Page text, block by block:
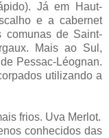
Já em Haut-
e a cabernet
comunas de Saint-
Mais ao Sul,
Pessac-Léognan.
utilizando a
frios. Uva Merlot.
conhecidos das